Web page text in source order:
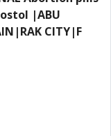
|ABU
CITY|F